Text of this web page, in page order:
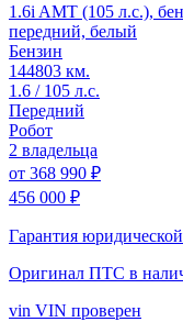
1.6i AMT (105 л.с.),
передний, белый
Бензин
144803 км.
1.6 / 105 л.с.
Передний
Робот
2 владельца
от 368 990 ₽
456 000 ₽
Гарантия
Оригинал ПТС в
vin VIN проверен